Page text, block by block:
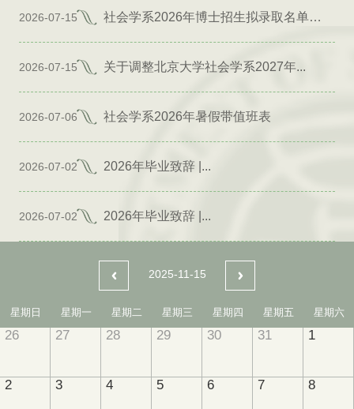
2026-07-15 社会学系2026年博士招生拟录取名单公示（专项）
2026-07-15 关于调整北京大学社会学系2027年...
2026-07-06 社会学系2026年暑假带值班表
2026-07-02 2026年毕业致辞 |...
2026-07-02 2026年毕业致辞 |...
2025-11-15
星期日 星期一 星期二 星期三 星期四 星期五 星期六
26 27 28 29 30 31 1
2 3 4 5 6 7 8